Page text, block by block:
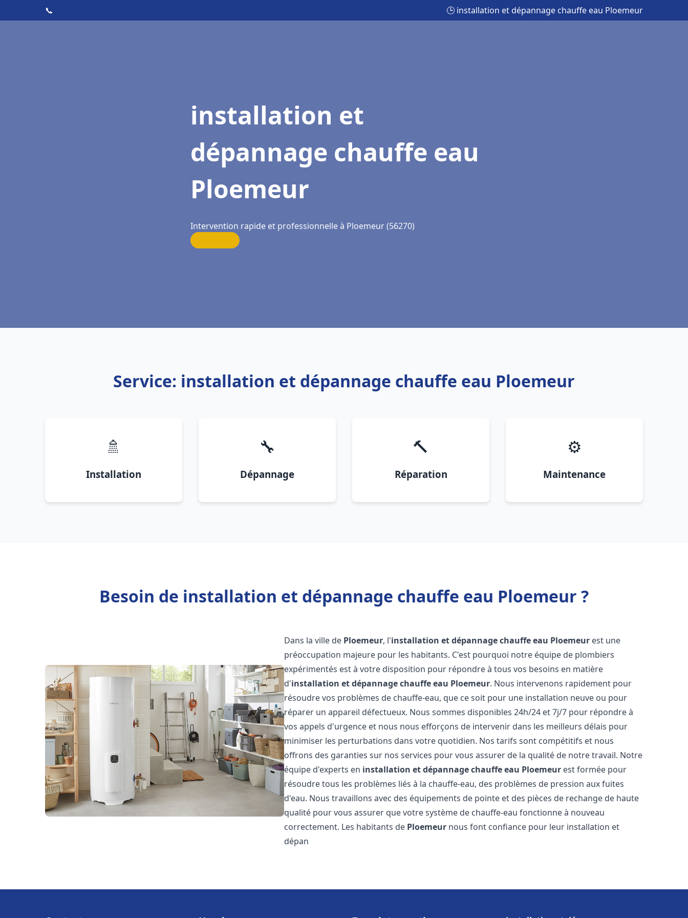
📞 🕒 installation et dépannage chauffe eau Ploemeur
installation et
dépannage chauffe eau
Ploemeur
Intervention rapide et professionnelle à Ploemeur (56270)
Service: installation et dépannage chauffe eau Ploemeur
🚿
Installation
🔧
Dépannage
🔨
Réparation
⚙️
Maintenance
Besoin de installation et dépannage chauffe eau Ploemeur ?
Dans la ville de Ploemeur, l'installation et dépannage chauffe eau Ploemeur est une
préoccupation majeure pour les habitants. C'est pourquoi notre équipe de plombiers
expérimentés est à votre disposition pour répondre à tous vos besoins en matière
d'installation et dépannage chauffe eau Ploemeur. Nous intervenons rapidement pour
résoudre vos problèmes de chauffe-eau, que ce soit pour une installation neuve ou pour
réparer un appareil défectueux. Nous sommes disponibles 24h/24 et 7j/7 pour répondre à
vos appels d'urgence et nous nous efforçons de intervenir dans les meilleurs délais pour
minimiser les perturbations dans votre quotidien. Nos tarifs sont compétitifs et nous
offrons des garanties sur nos services pour vous assurer de la qualité de notre travail. Notre
équipe d'experts en installation et dépannage chauffe eau Ploemeur est formée pour
résoudre tous les problèmes liés à la chauffe-eau, des problèmes de pression aux fuites
d'eau. Nous travaillons avec des équipements de pointe et des pièces de rechange de haute
qualité pour vous assurer que votre système de chauffe-eau fonctionne à nouveau
correctement. Les habitants de Ploemeur nous font confiance pour leur installation et
dépan